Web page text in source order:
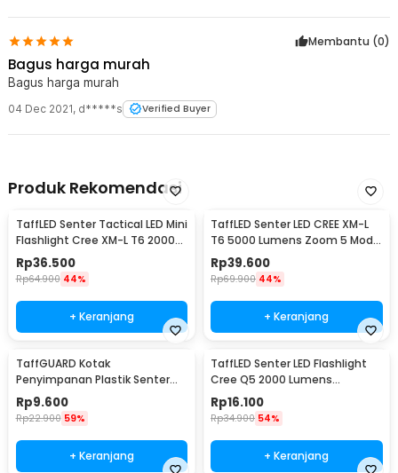
Membantu (0)
Bagus harga murah
Bagus harga murah
04 Dec 2021, d*****s Verified Buyer
Produk Rekomendasi
TaffLED Senter Tactical LED Mini
Flashlight Cree XM-L T6 2000
Lumens - E17
Rp36.500
Rp64.900 44%
+ Keranjang
TaffLED Senter LED CREE XM-L
T6 5000 Lumens Zoom 5 Mode
Baterai 26650 - E97
Rp39.600
Rp69.900 44%
+ Keranjang
TaffGUARD Kotak
Penyimpanan Plastik Senter
LED Box 18x11.5x4.7cm - FN10
Rp9.600
Rp22.900 59%
+ Keranjang
TaffLED Senter LED Flashlight
Cree Q5 2000 Lumens
Aluminium Steel - LFU01
Rp16.100
Rp34.900 54%
+ Keranjang